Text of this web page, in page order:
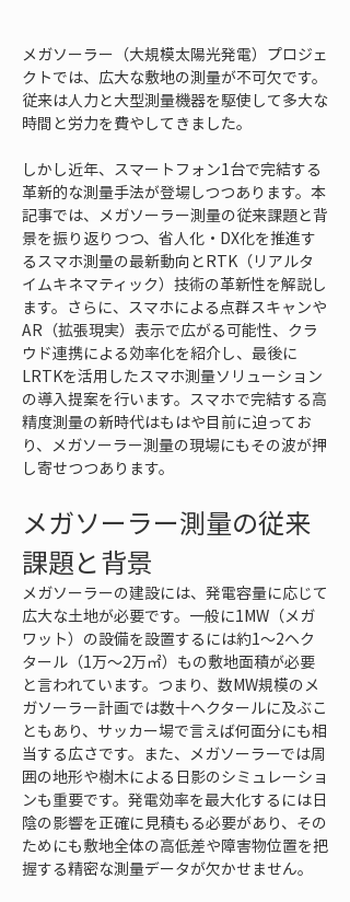
メガソーラー（大規模太陽光発電）プロジェ
クトでは、広大な敷地の測量が不可欠です。
従来は人力と大型測量機器を駆使して多大な
時間と労力を費やしてきました。
しかし近年、スマートフォン1台で完結する
革新的な測量手法が登場しつつあります。本
記事では、メガソーラー測量の従来課題と背
景を振り返りつつ、省人化・DX化を推進す
るスマホ測量の最新動向とRTK（リアルタ
イムキネマティック）技術の革新性を解説し
ます。さらに、スマホによる点群スキャンや
AR（拡張現実）表示で広がる可能性、クラ
ウド連携による効率化を紹介し、最後に
LRTKを活用したスマホ測量ソリューション
の導入提案を行います。スマホで完結する高
精度測量の新時代はもはや目前に迫ってお
り、メガソーラー測量の現場にもその波が押
し寄せつつあります。
メガソーラー測量の従来
課題と背景
メガソーラーの建設には、発電容量に応じて
広大な土地が必要です。一般に1MW（メガ
ワット）の設備を設置するには約1～2ヘク
タール（1万～2万㎡）もの敷地面積が必要
と言われています。つまり、数MW規模のメ
ガソーラー計画では数十ヘクタールに及ぶこ
ともあり、サッカー場で言えば何面分にも相
当する広さです。また、メガソーラーでは周
囲の地形や樹木による日影のシミュレーショ
ンも重要です。発電効率を最大化するには日
陰の影響を正確に見積もる必要があり、その
ためにも敷地全体の高低差や障害物位置を把
握する精密な測量データが欠かせません。